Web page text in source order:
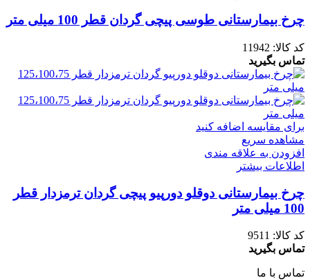
چرخ بیمارستانی طوسی پیچی گردان قطر 100 میلی متر
کد کالا: 11942
تماس بگیرید
برای مقایسه اضافه کنید
مشاهده سریع
افزودن به علاقه مندی
اطلاعات بیشتر
چرخ بیمارستانی دوقلو دورپیو پیچی گردان ترمزدار قطر
100 میلی متر
کد کالا: 9511
تماس بگیرید
تماس با ما